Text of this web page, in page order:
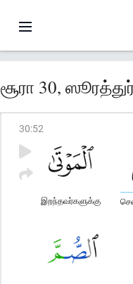
சூரா 30,
30:52
இறந்தவர்களுக்கு